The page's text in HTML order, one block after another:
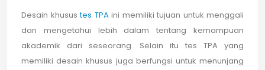
Desain khusustes TPAini memiliki tujuan untuk menggali
dan mengetahui lebih dalam tentang kemampuan
akademik dari seseorang. Selain itu tes TPA yang
memiliki desain khusus juga berfungsi untuk menunjang